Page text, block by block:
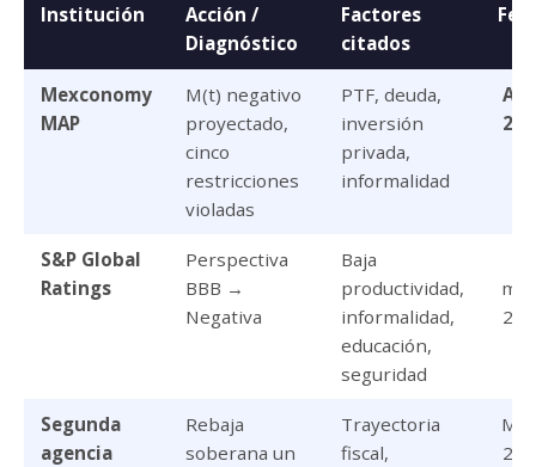
Institución
Acción /
Diagnóstico
Factores
citados
Mexconomy
MAP
M(t) negativo
proyectado,
cinco
restricciones
violadas
PTF, deuda,
inversión
privada,
informalidad
S&P Global
Ratings
Perspectiva
BBB →
Negativa
Baja
productividad,
informalidad,
educación,
seguridad
Segunda
agencia
Rebaja
soberana un
Trayectoria
fiscal,